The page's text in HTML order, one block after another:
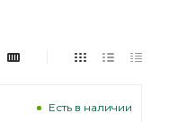
Есть в наличии